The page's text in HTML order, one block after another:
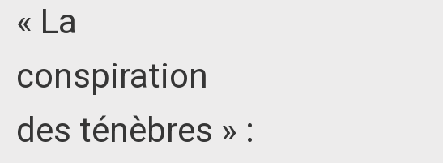
« La
conspiration
des ténèbres » :